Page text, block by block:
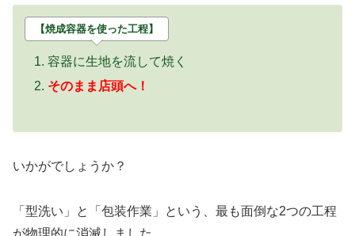
【焼成容器を使った工程】
容器に生地を流して焼く
そのまま店頭へ！
いかがでしょうか？
「型洗い」と「包装作業」という、最も面倒な2つの工程
が物理的に消滅しました。